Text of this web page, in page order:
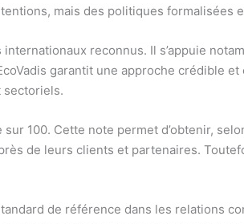
mais des politiques formalisées
reconnus. Il s’appuie
garantit une approche crédible
sectoriels.
100. Cette note permet d’obtenir,
de leurs clients et partenaires.
de référence dans les relations